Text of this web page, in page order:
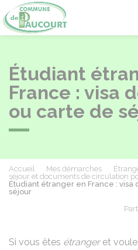
Étudiant
France : visa
ou carte de
Accueil Mes démarches
séjour et documents de circulation
Étudiant étranger en France :
séjour
Si vous êtes étrangeret